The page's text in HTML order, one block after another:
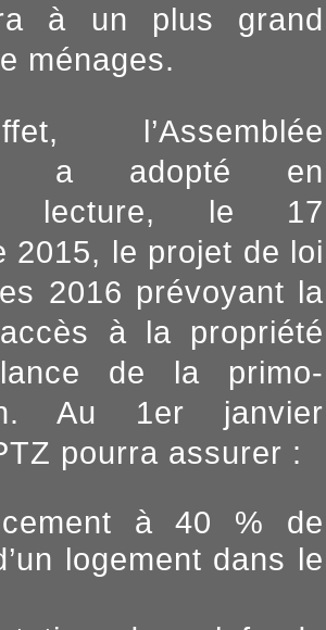
à un plus grand
ménages.
l’Assemblée
a adopté en
lecture, le 17
2015, le projet de loi
2016 prévoyant la
à la propriété
de la primo-
Au 1er janvier
pourra assurer :
à 40 % de
logement dans le